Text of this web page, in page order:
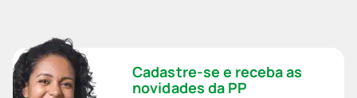
Cadastre-se e receba as
novidades da PP